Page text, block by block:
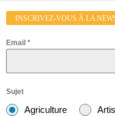
INSCRIVEZ-VOUS À LA
Email *
Sujet
Agriculture